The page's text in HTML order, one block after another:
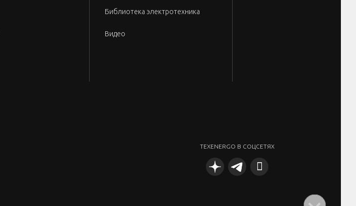
Библиотека электротехника
Видео
TEXENERGO В СОЦСЕТЯХ